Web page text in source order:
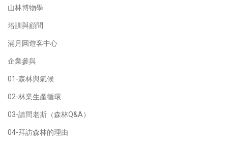
山林博物學
培訓與顧問
滿月圓遊客中心
企業參與
01-森林與氣候
02-林業生產循環
03-請問老斯（森林Q&A）
04-拜訪森林的理由